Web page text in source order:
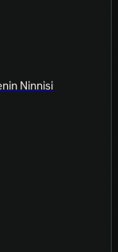
Ninnisi